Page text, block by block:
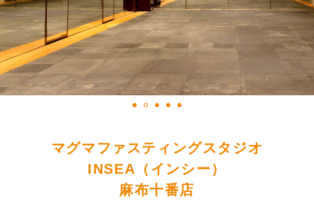
マグマファスティングスタジオ
INSEA（インシー）
麻布十番店